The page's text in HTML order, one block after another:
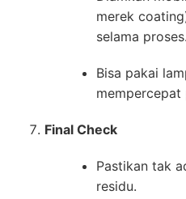
merek
selama proses.
Bisa pakai
mempercepat
Final Check
Pastikan tak
residu.